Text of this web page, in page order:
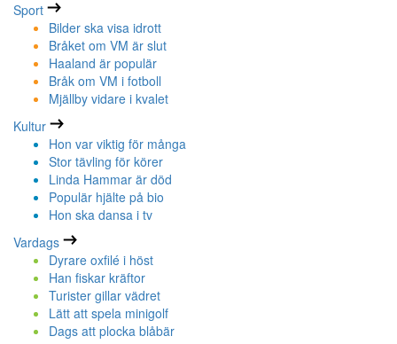
Sport
Bilder ska visa idrott
Bråket om VM är slut
Haaland är populär
Bråk om VM i fotboll
Mjällby vidare i kvalet
Kultur
Hon var viktig för många
Stor tävling för körer
Linda Hammar är död
Populär hjälte på bio
Hon ska dansa i tv
Vardags
Dyrare oxfilé i höst
Han fiskar kräftor
Turister gillar vädret
Lätt att spela minigolf
Dags att plocka blåbär